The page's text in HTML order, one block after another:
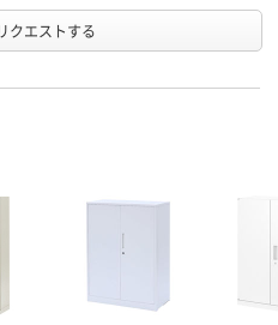
クエストする